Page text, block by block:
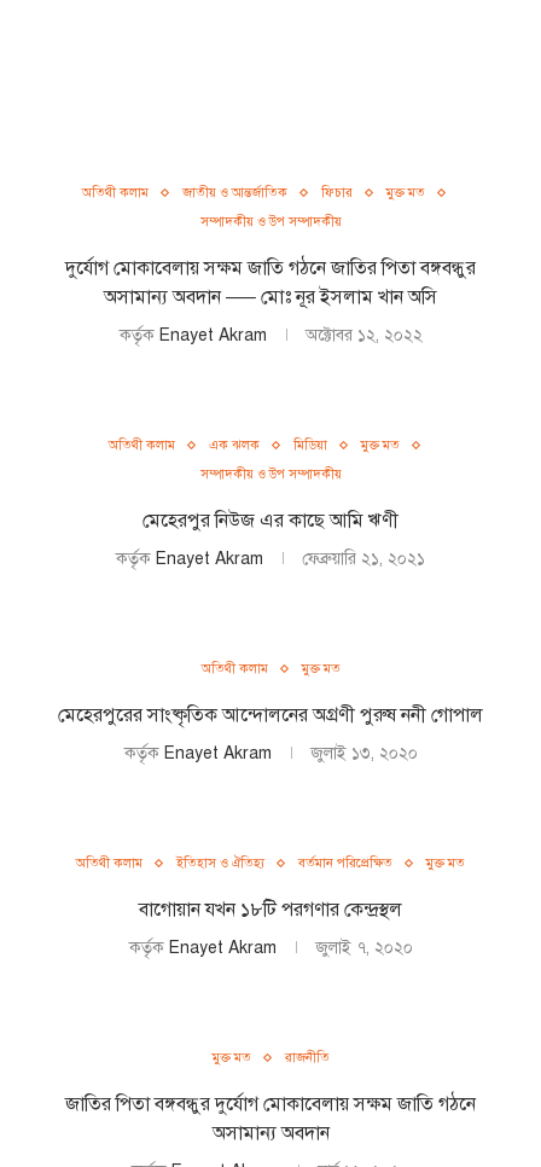
অতিথী কলাম জাতীয় ও আন্তর্জাতিক ফিচার
মুক্ত মত
সম্পাদকীয় ও উপ সম্পাদকীয়
দুর্যোগ মোকাবেলায় সক্ষম জাতি গঠনে জাতির পিতা বঙ্গবন্ধুর
অসামান্য অবদান —– মোঃ নূর ইসলাম খান অসি
কর্তৃক Enayet Akram অক্টোবর ১২, ২০২২
অতিথী কলাম এক ঝলক মিডিয়া
মুক্ত মত
সম্পাদকীয় ও উপ সম্পাদকীয়
মেহেরপুর নিউজ এর কাছে আমি ঋণী
কর্তৃক Enayet Akram ফেব্রুয়ারি ২১, ২০২১
অতিথী কলাম মুক্ত মত
মেহেরপুরের সাংষ্কৃতিক আন্দোলনের অগ্রণী পুরুষ ননী গোপাল
কর্তৃক Enayet Akram জুলাই ১৩, ২০২০
অতিথী কলাম ইতিহাস ও ঐতিহ্য বর্তমান পরিপ্রেক্ষিত মুক্ত মত
বাগোয়ান যখন ১৮টি পরগণার কেন্দ্রস্থল
কর্তৃক Enayet Akram জুলাই ৭, ২০২০
মুক্ত মত রাজনীতি
জাতির পিতা বঙ্গবন্ধুর দুর্যোগ মোকাবেলায় সক্ষম জাতি গঠনে
অসামান্য অবদান